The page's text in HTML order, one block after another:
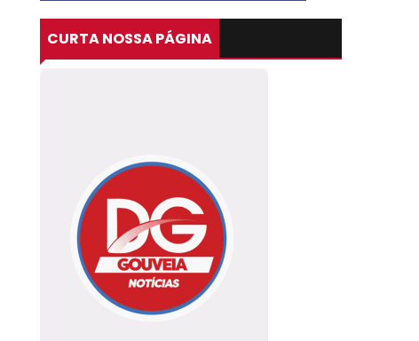
CURTA NOSSA PÁGINA